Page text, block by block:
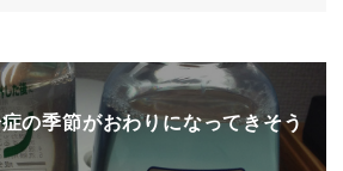
症の季節がおわりになってきそう